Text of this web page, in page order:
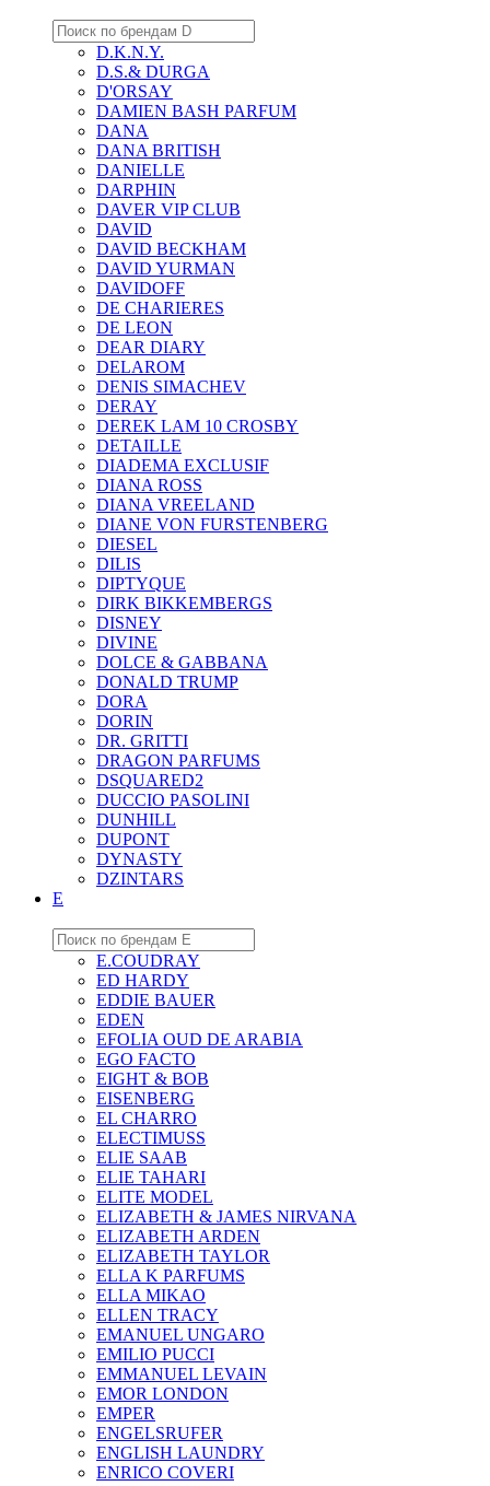
D.K.N.Y.
D.S.& DURGA
D'ORSAY
DAMIEN BASH PARFUM
DANA
DANA BRITISH
DANIELLE
DARPHIN
DAVER VIP CLUB
DAVID
DAVID BECKHAM
DAVID YURMAN
DAVIDOFF
DE CHARIERES
DE LEON
DEAR DIARY
DELAROM
DENIS SIMACHEV
DERAY
DEREK LAM 10 CROSBY
DETAILLE
DIADEMA EXCLUSIF
DIANA ROSS
DIANA VREELAND
DIANE VON FURSTENBERG
DIESEL
DILIS
DIPTYQUE
DIRK BIKKEMBERGS
DISNEY
DIVINE
DOLCE & GABBANA
DONALD TRUMP
DORA
DORIN
DR. GRITTI
DRAGON PARFUMS
DSQUARED2
DUCCIO PASOLINI
DUNHILL
DUPONT
DYNASTY
DZINTARS
E
E.COUDRAY
ED HARDY
EDDIE BAUER
EDEN
EFOLIA OUD DE ARABIA
EGO FACTO
EIGHT & BOB
EISENBERG
EL CHARRO
ELECTIMUSS
ELIE SAAB
ELIE TAHARI
ELITE MODEL
ELIZABETH & JAMES NIRVANA
ELIZABETH ARDEN
ELIZABETH TAYLOR
ELLA K PARFUMS
ELLA MIKAO
ELLEN TRACY
EMANUEL UNGARO
EMILIO PUCCI
EMMANUEL LEVAIN
EMOR LONDON
EMPER
ENGELSRUFER
ENGLISH LAUNDRY
ENRICO COVERI